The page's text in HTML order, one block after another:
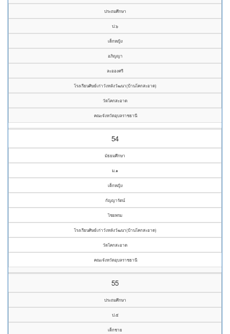
ประถมศึกษา
ป.๖
เด็กหญิง
อภิญญา
ละอองศรี
โรงเรียนศิษย์เก่าวังหลังวัฒนา(บ้านโคกสะอาด)
วัดโคกสะอาด
คณะจังหวัดอุบลราชธานี
54
มัธยมศึกษา
ม.๑
เด็กหญิง
กัญญารัตน์
ไชยพรม
โรงเรียนศิษย์เก่าวังหลังวัฒนา(บ้านโคกสะอาด)
วัดโคกสะอาด
คณะจังหวัดอุบลราชธานี
55
ประถมศึกษา
ป.๕
เด็กชาย